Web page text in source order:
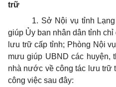
trữ
1. Sở Nội vụ tỉnh
giúp Ủy ban nhân dân tỉnh
lưu trữ cấp tỉnh; Phòng Nội
mưu giúp UBND các huyện,
nhà nước về công tác lưu trữ
công việc sau đây: